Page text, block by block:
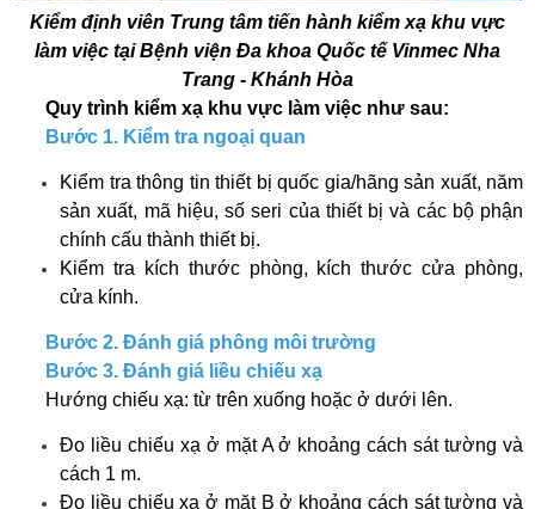
Kiểm định viên Trung tâm tiến hành kiểm xạ khu vực
làm việc tại Bệnh viện Đa khoa Quốc tế Vinmec Nha
Trang - Khánh Hòa
Quy trình kiểm xạ khu vực làm việc như sau:
Bước 1. Kiểm tra ngoại quan
Kiểm tra thông tin thiết bị quốc gia/hãng sản xuất, năm
sản xuất, mã hiệu, số seri của thiết bị và các bộ phận
chính cấu thành thiết bị.
Kiểm tra kích thước phòng, kích thước cửa phòng,
cửa kính.
Bước 2. Đánh giá phông môi trường
Bước 3. Đánh giá liều chiếu xạ
Hướng chiếu xạ: từ trên xuống hoặc ở dưới lên.
Đo liều chiếu xạ ở mặt A ở khoảng cách sát tường và
cách 1 m.
Đo liều chiếu xạ ở mặt B ở khoảng cách sát tường và